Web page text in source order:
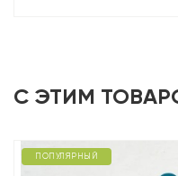
С ЭТИМ
ПОПУЛЯРНЫЙ